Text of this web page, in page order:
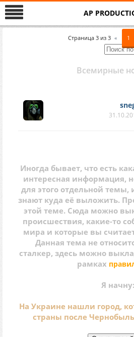
AP
Страница 3 из 3 « 1
Всемирные
Иногда бывает, что есть
интересная информация,
для этого отдельной темы,
знают куда её выложить.
этой теме. Сюда можно
происшествия, какие-то
мира и которые вы
Данная тема не
сталкер, здесь можно
рамках
Я начну:
На Украине нашли город,
страны после